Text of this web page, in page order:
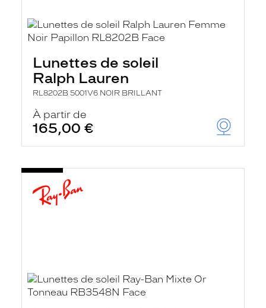
Lunettes de soleil
Ralph Lauren
RL8202B 5001V6 NOIR BRILLANT
À partir de
165,00 €